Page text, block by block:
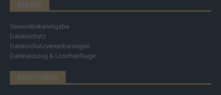
SERVICE
Gewinnbekanntgabe
Datenschutz
Datenschutzvereinbarungen
Datenauszug & Löschanfrage
RECHTLICHES